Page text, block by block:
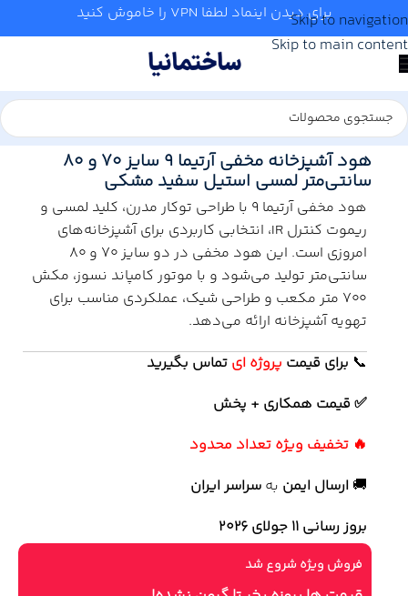
Skip to navigation
Skip to main content
برای دیدن اینماد لطفا VPN را خاموش کنید
آشپزخانه/
هود آشپزخانه مخفی آرتیما ۹ سایز ۷۰ و ۸۰
سانتی‌متر لمسی استیل سفید مشکی
هود مخفی آرتیما 9 با طراحی توکار مدرن، کلید لمسی و
ریموت کنترل IR، انتخابی کاربردی برای آشپزخانه‌های
امروزی است. این هود مخفی در دو سایز 70 و 80
سانتی‌متر تولید می‌شود و با موتور کامپاند نسوز، مکش
700 متر مکعب و طراحی شیک، عملکردی مناسب برای
تهویه آشپزخانه ارائه می‌دهد.
📞 برای قیمت پروژه ای تماس بگیرید
✅ قیمت همکاری + پخش
🔥 تخفیف ویژه تعداد محدود
🚚 ارسال ایمن به سراسر ایران
بروز رسانی 11 جولای ۲۰۲۶
فروش ویژه شروع شد